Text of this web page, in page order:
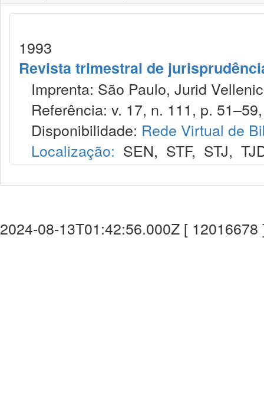
1993
Revista trimestral de
Imprenta: São Paulo, Jurid
Referência: v. 17, n. 111, p.
Disponibilidade: Rede Virtual de
Localização: SEN, STF, STJ,
2024-08-13T01:42:56.000Z [ 12016678